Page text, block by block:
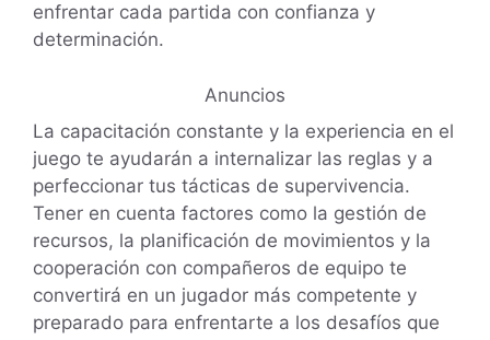
enfrentar cada partida con confianza y
determinación.
Anuncios
La capacitación constante y la experiencia en el
juego te ayudarán a internalizar las reglas y a
perfeccionar tus tácticas de supervivencia.
Tener en cuenta factores como la gestión de
recursos, la planificación de movimientos y la
cooperación con compañeros de equipo te
convertirá en un jugador más competente y
preparado para enfrentarte a los desafíos que